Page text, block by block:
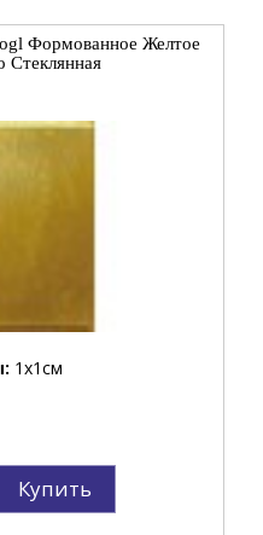
Формованное Желтое
Стеклянная
1x1см
Купить